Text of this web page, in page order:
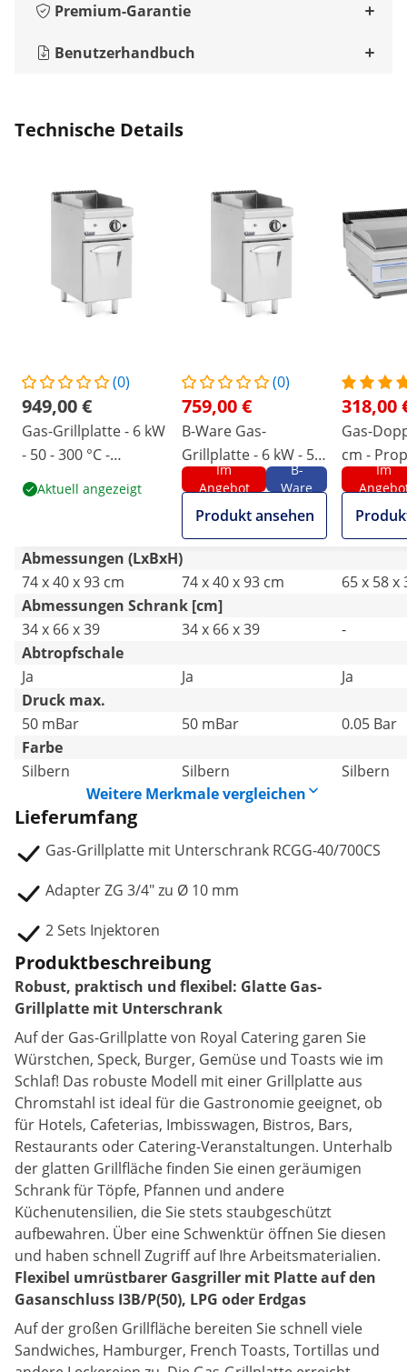
Premium-Garantie
Benutzerhandbuch
Technische Details
(0)
949,00 €
Gas-Grillplatte - 6 kW
- 50 - 300 °C -
Propangas / LPG /
Erdgas -
Catering
Aktuell angezeigt
(0)
759,00 €
B-Ware Gas-
Grillplatte - 6 kW - 50
- 300 °C - Propangas
/ LPG / Erdgas -
Unterschrank - Royal
Im
Angebot
B-
Ware
Produkt ansehen
318,00
Gas-
cm -
50 mbar
Im
Abmessungen (LxBxH)
74 x 40 x 93 cm
74 x 40 x 93 cm
65 x 58 x
Abmessungen Schrank [cm]
34 x 66 x 39
34 x 66 x 39
-
Abtropfschale
Ja
Ja
Ja
Druck max.
50 mBar
50 mBar
0.05 Bar
Farbe
Silbern
Silbern
Silbern
Weitere Merkmale vergleichen
Lieferumfang
Gas-Grillplatte mit Unterschrank RCGG-40/700CS
Adapter ZG 3/4" zu Ø 10 mm
2 Sets Injektoren
Produktbeschreibung
Robust, praktisch und flexibel: Glatte Gas-
Grillplatte mit Unterschrank
Auf der Gas-Grillplatte von Royal Catering garen Sie
Würstchen, Speck, Burger, Gemüse und Toasts wie im
Schlaf! Das robuste Modell mit einer Grillplatte aus
Chromstahl ist ideal für die Gastronomie geeignet, ob
für Hotels, Cafeterias, Imbisswagen, Bistros, Bars,
Restaurants oder Catering-Veranstaltungen. Unterhalb
der glatten Grillfläche finden Sie einen geräumigen
Schrank für Töpfe, Pfannen und andere
Küchenutensilien, die Sie stets staubgeschützt
aufbewahren. Über eine Schwenktür öffnen Sie diesen
und haben schnell Zugriff auf Ihre Arbeitsmaterialien.
Flexibel umrüstbarer Gasgriller mit Platte auf den
Gasanschluss I3B/P(50), LPG oder Erdgas
Auf der großen Grillfläche bereiten Sie schnell viele
Sandwiches, Hamburger, French Toasts, Tortillas und